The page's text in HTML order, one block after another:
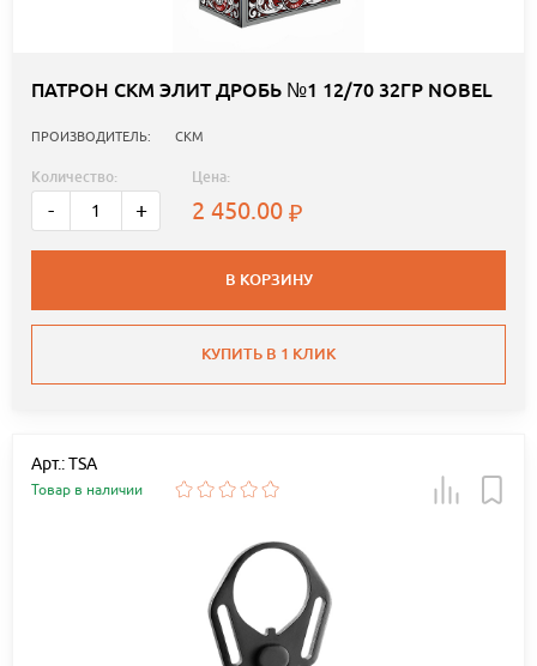
ПАТРОН СКМ ЭЛИТ ДРОБЬ №1 12/70 32ГР NOBEL
ПРОИЗВОДИТЕЛЬ: СКМ
Количество:
- +
Цена:
2 450.00
В КОРЗИНУ
КУПИТЬ В 1 КЛИК
Арт.: TSA
Товар в наличии